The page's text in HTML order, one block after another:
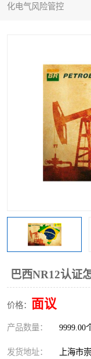
化电气风险管控
巴西NR12认证
价格： 面议
产品数量： 9999.00
发货地址： 上海市